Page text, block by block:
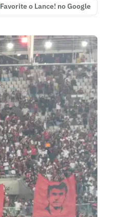
Favorite o Lance! no Google